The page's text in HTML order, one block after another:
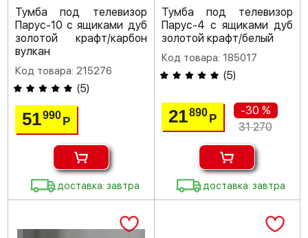
Тумба под телевизор
Парус-10 с ящиками дуб
золотой крафт/карбон
вулкан
Код товара: 215276
(5)
51990Р
доставка: завтра
Тумба под телевизор
Парус-4 с ящиками дуб
золотой крафт/белый
Код товара: 185017
(5)
21890 Р
-30 %
31 270
доставка: завтра